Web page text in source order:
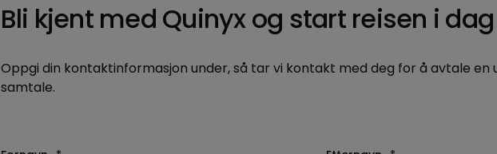
Bli kjent med Quinyx og start reisen i dag
Oppgi din kontaktinformasjon under, så tar vi kontakt med deg for å avtale en
samtale.